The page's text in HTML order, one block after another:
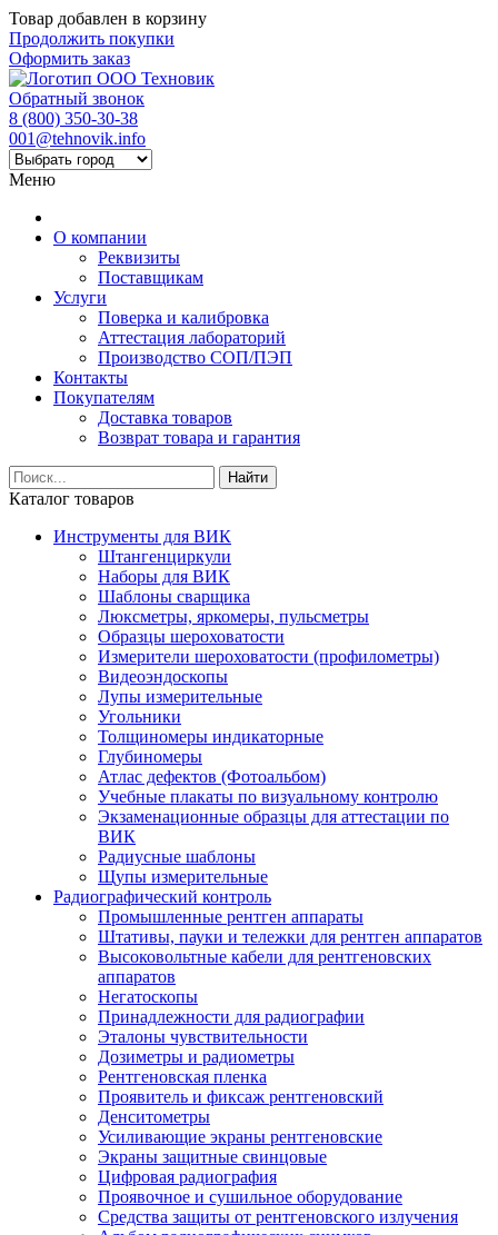
Товар добавлен в корзину
Продолжить покупки
Оформить заказ
Обратный звонок
8 (800) 350-30-38
001@tehnovik.info
Меню
О компании
Реквизиты
Поставщикам
Услуги
Поверка и калибровка
Аттестация лабораторий
Производство СОП/ПЭП
Контакты
Покупателям
Доставка товаров
Возврат товара и гарантия
Найти
Каталог товаров
Инструменты для ВИК
Штангенциркули
Наборы для ВИК
Шаблоны сварщика
Люксметры, яркомеры, пульсметры
Образцы шероховатости
Измерители шероховатости (профилометры)
Видеоэндоскопы
Лупы измерительные
Угольники
Толщиномеры индикаторные
Глубиномеры
Атлас дефектов (Фотоальбом)
Учебные плакаты по визуальному контролю
Экзаменационные образцы для аттестации по
ВИК
Радиусные шаблоны
Щупы измерительные
Радиографический контроль
Промышленные рентген аппараты
Штативы, пауки и тележки для рентген аппаратов
Высоковольтные кабели для рентгеновских
аппаратов
Негатоскопы
Принадлежности для радиографии
Эталоны чувствительности
Дозиметры и радиометры
Рентгеновская пленка
Проявитель и фиксаж рентгеновский
Денситометры
Усиливающие экраны рентгеновские
Экраны защитные свинцовые
Цифровая радиография
Проявочное и сушильное оборудование
Средства защиты от рентгеновского излучения